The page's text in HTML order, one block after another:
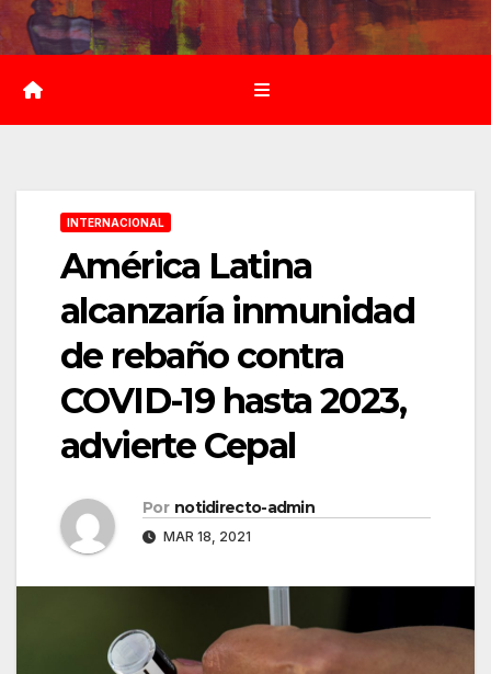
Saltar
al
contenido
INTERNACIONAL
América Latina
alcanzaría inmunidad
de rebaño contra
COVID-19 hasta 2023,
advierte Cepal
Por notidirecto-admin
MAR 18, 2021